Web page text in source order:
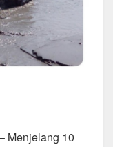
Menjelang 10